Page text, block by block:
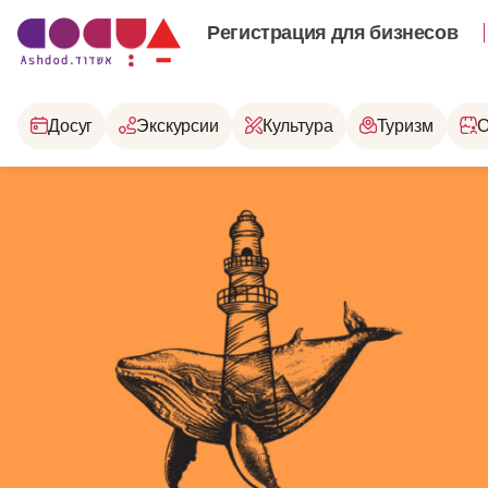
Регистрация для бизнесов
Досуг Экскурсии Культура Туризм